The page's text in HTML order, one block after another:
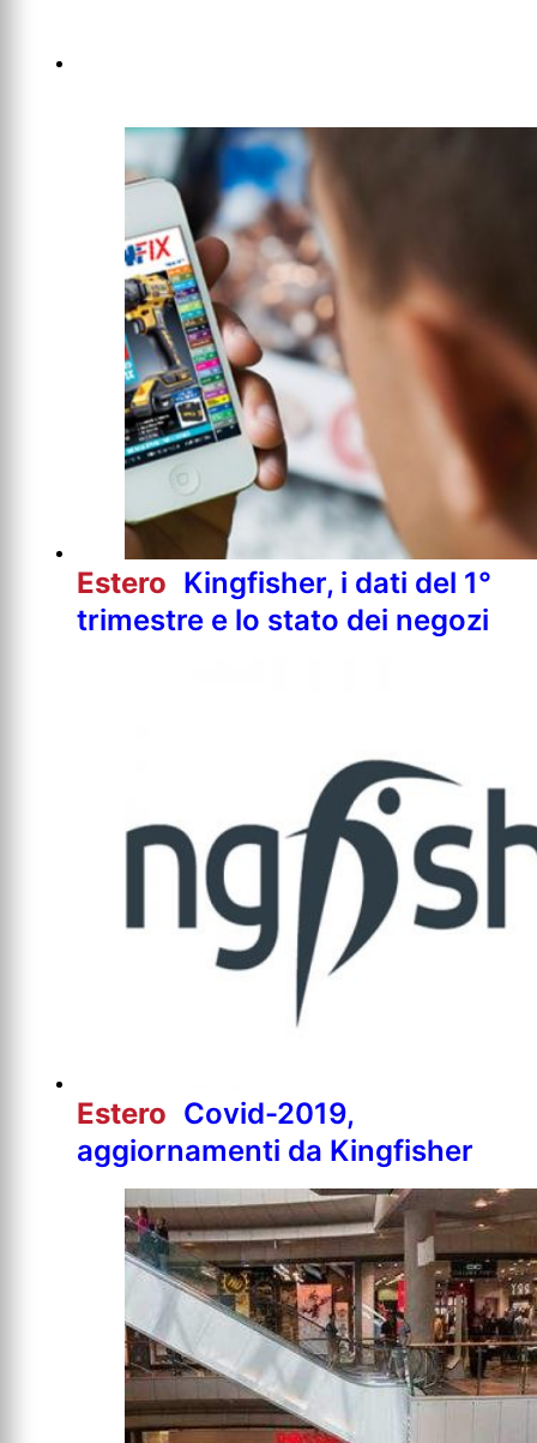
Estero Kingfisher, i dati del 1°
trimestre e lo stato dei negozi
Estero Covid-2019,
aggiornamenti da Kingfisher